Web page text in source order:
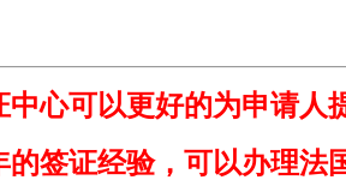
中心可以更好的为申请人
的签证经验，可以办理法